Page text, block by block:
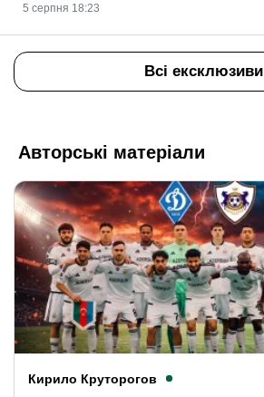
5 серпня 18:23
Всі ексклюзиви
Авторські матеріали
Кирило Круторогов